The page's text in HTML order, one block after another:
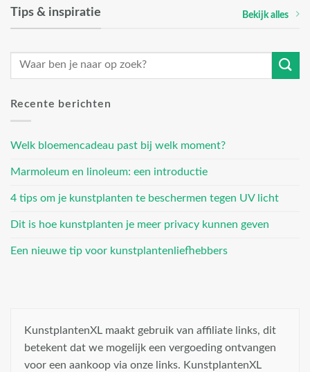
Tips & inspiratie Bekijk alles
Recente berichten
Welk bloemencadeau past bij welk moment?
Marmoleum en linoleum: een introductie
4 tips om je kunstplanten te beschermen tegen UV licht
Dit is hoe kunstplanten je meer privacy kunnen geven
Een nieuwe tip voor kunstplantenliefhebbers
KunstplantenXL maakt gebruik van affiliate links, dit
betekent dat we mogelijk een vergoeding ontvangen
voor een aankoop via onze links. KunstplantenXL